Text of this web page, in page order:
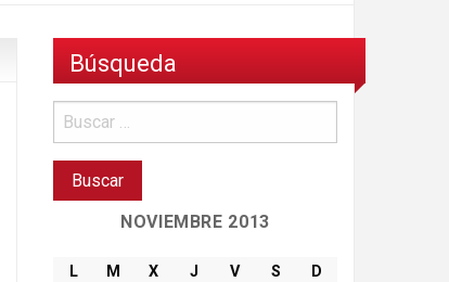
Búsqueda
NOVIEMBRE 2013
L M X J V S
D